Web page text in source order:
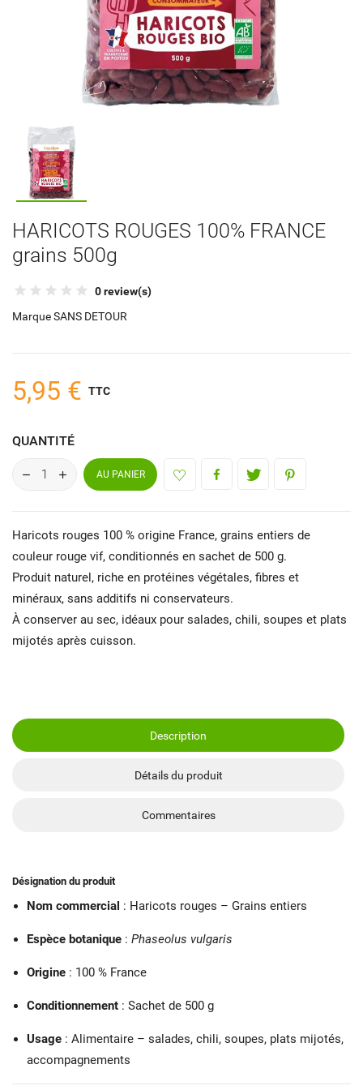
HARICOTS ROUGES 100% FRANCE
grains 500g
0 review(s)
MarqueSANS DETOUR
5,95 € TTC
QUANTITÉ
AU PANIER
Haricots rouges 100 % origine France, grains entiers de
couleur rouge vif, conditionnés en sachet de 500 g.
Produit naturel, riche en protéines végétales, fibres et
minéraux, sans additifs ni conservateurs.
À conserver au sec, idéaux pour salades, chili, soupes et plats
mijotés après cuisson.
Description
Détails du produit
Commentaires
Désignation du produit
Nom commercial : Haricots rouges – Grains entiers
Espèce botanique : Phaseolus vulgaris
Origine : 100 % France
Conditionnement : Sachet de 500 g
Usage : Alimentaire – salades, chili, soupes, plats mijotés,
accompagnements